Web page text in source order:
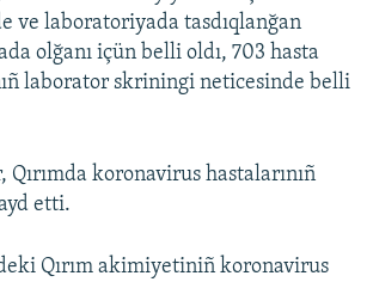
ve laboratoriyada tasdıqlanğan
olğanı içün belli oldı, 703 hasta
laborator skriningi neticesinde belli
Qırımda koronavirus hastalarınıñ
etti.
Qırım akimiyetiniñ koronavirus